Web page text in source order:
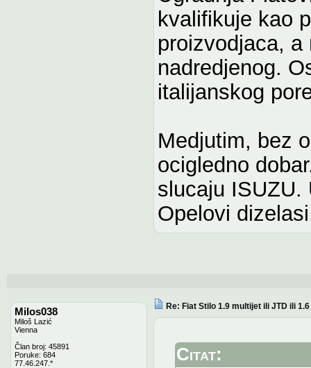
kvalifikuje kao
proizvodjaca, a
nadredjenog.
italijanskog
Medjutim, bez
ocigledno
slucaju ISUZU.
Opelovi
Milos038
Miloš Lazić
Vienna
Član broj: 45891
Poruke: 684
77.46.247.*
Re: Fiat Stilo 1.9 multijet ili JTD ili
Citat: